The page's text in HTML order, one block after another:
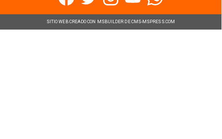
SITIO WEB CREADO CON MSBUILDER DE CMS-MSPRESS.COM